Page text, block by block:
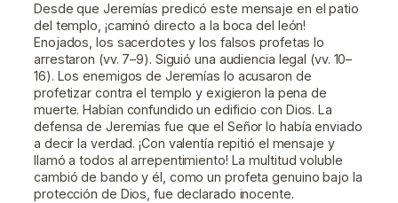
Desde que Jeremías predicó este mensaje en el patio
del templo, ¡caminó directo a la boca del león!
Enojados, los sacerdotes y los falsos profetas lo
arrestaron (vv. 7–9). Siguió una audiencia legal (vv. 10–
16). Los enemigos de Jeremías lo acusaron de
profetizar contra el templo y exigieron la pena de
muerte. Habían confundido un edificio con Dios. La
defensa de Jeremías fue que el Señor lo había enviado
a decir la verdad. ¡Con valentía repitió el mensaje y
llamó a todos al arrepentimiento! La multitud voluble
cambió de bando y él, como un profeta genuino bajo la
protección de Dios, fue declarado inocente.